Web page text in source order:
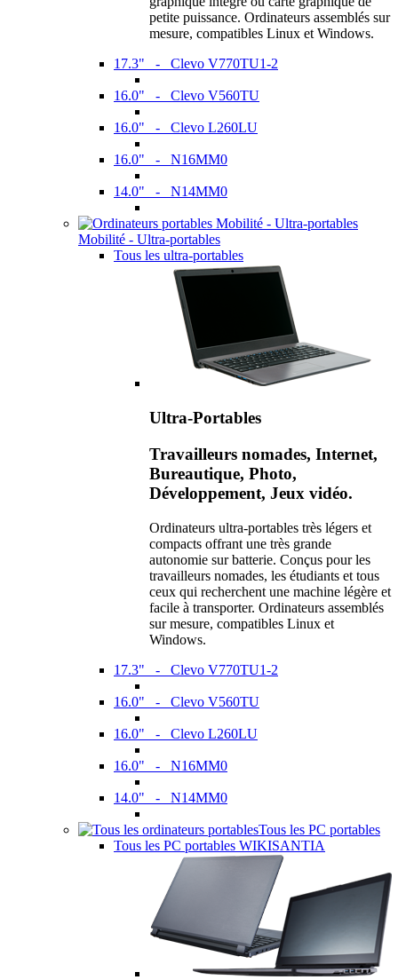
petite puissance. Ordinateurs assemblés sur
mesure, compatibles Linux et Windows.
17.3" - Clevo V770TU1-2
16.0" - Clevo V560TU
16.0" - Clevo L260LU
16.0" - N16MM0
14.0" - N14MM0
Mobilité - Ultra-portables
Tous les ultra-portables
Ultra-Portables
Travailleurs nomades, Internet,
Bureautique, Photo,
Développement, Jeux vidéo.
Ordinateurs ultra-portables très légers et
compacts offrant une très grande
autonomie sur batterie. Conçus pour les
travailleurs nomades, les étudiants et tous
ceux qui recherchent une machine légère et
facile à transporter. Ordinateurs assemblés
sur mesure, compatibles Linux et
Windows.
17.3" - Clevo V770TU1-2
16.0" - Clevo V560TU
16.0" - Clevo L260LU
16.0" - N16MM0
14.0" - N14MM0
Tous les PC portables
Tous les PC portables WIKISANTIA